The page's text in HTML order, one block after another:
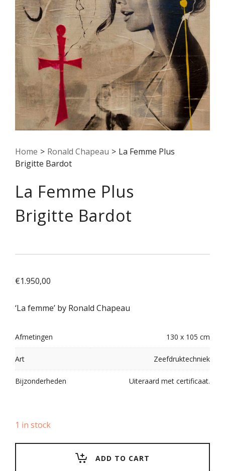
Home > Ronald Chapeau > La Femme Plus
Brigitte Bardot
La Femme Plus
Brigitte Bardot
€1.950,00
‘La femme’ by Ronald Chapeau
Afmetingen 130 x 105 cm
Art Zeefdruktechniek
Bijzonderheden Uiteraard met certificaat.
1 in stock
ADD TO CART